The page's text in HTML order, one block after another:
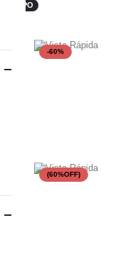
TOPO
-60%
(60%OFF)